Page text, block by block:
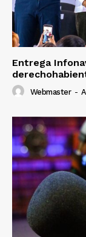
Entrega
Webmaster -